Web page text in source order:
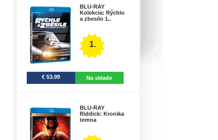
BLU-RAY
Kolekcia: Rýchlo
a zbesilo 1..
1.
€ 53.99 Na sklade
BLU-RAY
Riddick: Kronika
temna